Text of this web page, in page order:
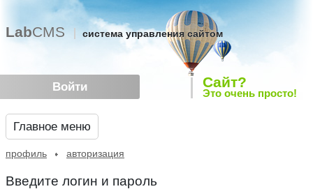
Войти
LabCMS система управления сайтом
Сайт?
Это очень просто!
Главное меню
профиль авторизация
Введите логин и пароль